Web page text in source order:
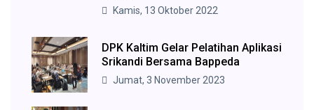
Kamis, 13 Oktober 2022
DPK Kaltim Gelar Pelatihan Aplikasi
Srikandi Bersama Bappeda
Jumat, 3 November 2023